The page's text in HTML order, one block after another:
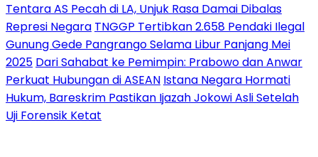
Tentara AS Pecah di LA, Unjuk Rasa Damai Dibalas
Represi Negara TNGGP Tertibkan 2.658 Pendaki Ilegal
Gunung Gede Pangrango Selama Libur Panjang Mei
2025 Dari Sahabat ke Pemimpin: Prabowo dan Anwar
Perkuat Hubungan di ASEAN Istana Negara Hormati
Hukum, Bareskrim Pastikan Ijazah Jokowi Asli Setelah
Uji Forensik Ketat